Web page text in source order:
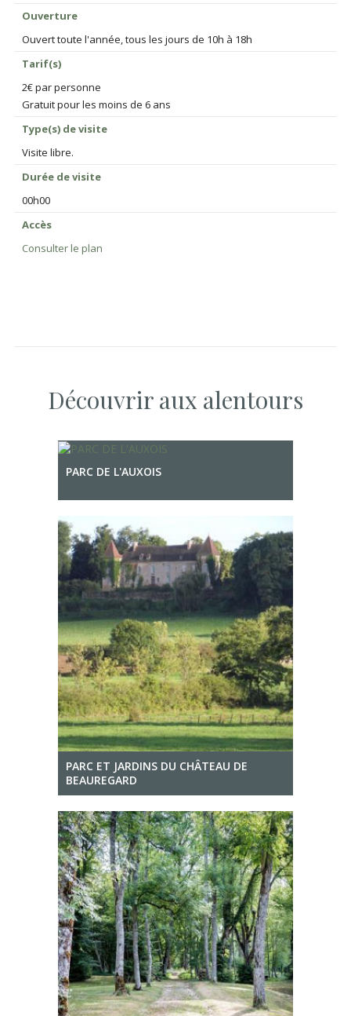
Ouverture
Ouvert toute l'année, tous les jours de 10h à 18h
Tarif(s)
2€ par personne
Gratuit pour les moins de 6 ans
Type(s) de visite
Visite libre.
Durée de visite
00h00
Accès
Consulter le plan
Découvrir aux alentours
PARC DE L'AUXOIS
PARC ET JARDINS DU CHÂTEAU DE
BEAUREGARD